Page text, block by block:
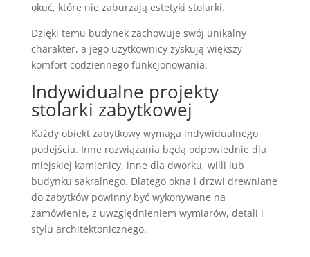
okuć, które nie zaburzają estetyki stolarki.
Dzięki temu budynek zachowuje swój unikalny
charakter, a jego użytkownicy zyskują większy
komfort codziennego funkcjonowania.
Indywidualne projekty
stolarki zabytkowej
Każdy obiekt zabytkowy wymaga indywidualnego
podejścia. Inne rozwiązania będą odpowiednie dla
miejskiej kamienicy, inne dla dworku, willi lub
budynku sakralnego. Dlatego okna i drzwi drewniane
do zabytków powinny być wykonywane na
zamówienie, z uwzględnieniem wymiarów, detali i
stylu architektonicznego.